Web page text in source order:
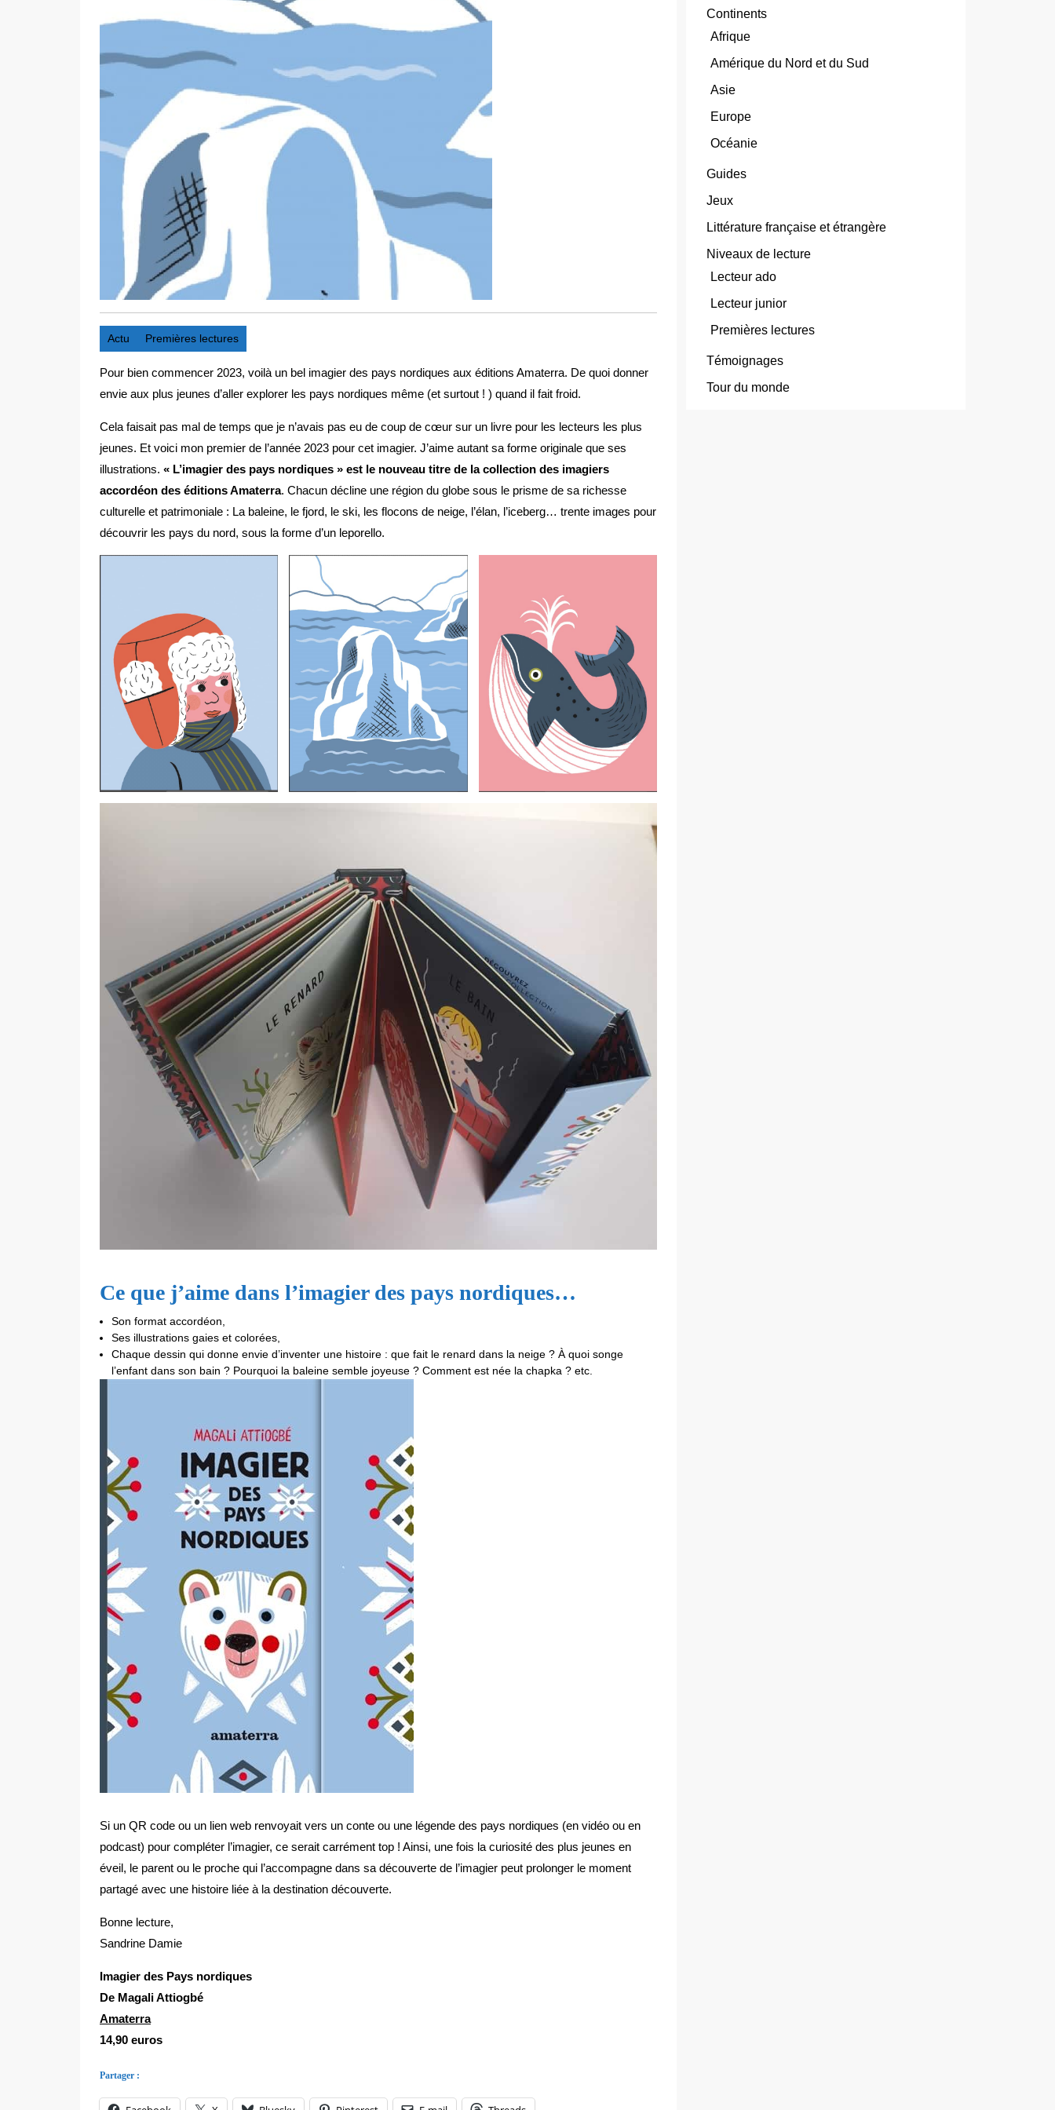
Actu Premières lectures
Pour bien commencer 2023, voilà un bel imagier des pays nordiques aux éditions Amaterra. De quoi donner
envie aux plus jeunes d’aller explorer les pays nordiques même (et surtout ! ) quand il fait froid.
Cela faisait pas mal de temps que je n’avais pas eu de coup de cœur sur un livre pour les lecteurs les plus
jeunes. Et voici mon premier de l’année 2023 pour cet imagier. J’aime autant sa forme originale que ses
illustrations. « L’imagier des pays nordiques » est le nouveau titre de la collection des imagiers
accordéon des éditions Amaterra. Chacun décline une région du globe sous le prisme de sa richesse
culturelle et patrimoniale : La baleine, le fjord, le ski, les flocons de neige, l’élan, l’iceberg… trente images pour
découvrir les pays du nord, sous la forme d’un leporello.
Ce que j’aime dans l’imagier des pays nordiques…
Son format accordéon,
Ses illustrations gaies et colorées,
Chaque dessin qui donne envie d’inventer une histoire : que fait le renard dans la neige ? À quoi songe
l’enfant dans son bain ? Pourquoi la baleine semble joyeuse ? Comment est née la chapka ? etc.
Si un QR code ou un lien web renvoyait vers un conte ou une légende des pays nordiques (en vidéo ou en
podcast) pour compléter l’imagier, ce serait carrément top ! Ainsi, une fois la curiosité des plus jeunes en
éveil, le parent ou le proche qui l’accompagne dans sa découverte de l’imagier peut prolonger le moment
partagé avec une histoire liée à la destination découverte.
Bonne lecture,
Sandrine Damie
Imagier des Pays nordiques
De Magali Attiogbé
Amaterra
14,90 euros
Partager :
Continents
Afrique
Amérique du Nord et du Sud
Asie
Europe
Océanie
Guides
Jeux
Littérature française et étrangère
Niveaux de lecture
Lecteur ado
Lecteur junior
Premières lectures
Témoignages
Tour du monde